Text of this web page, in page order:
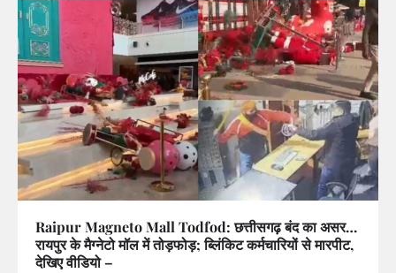
Raipur Magneto Mall Todfod: छत्तीसगढ़ बंद का असर…
रायपुर के मैग्नेटो मॉल में तोड़फोड़; ब्लिंकिट कर्मचारियों से मारपीट,
देखिए वीडियो –